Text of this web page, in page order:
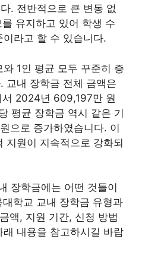
. 전반적으로 큰 변동 없
유지하고 있어 학생 수
라고 할 수 있습니다.
1인 평균 모두 꾸준히 증
교내 장학금 전체 금액은
2024년 609,197만 원
평균 장학금 역시 같은 기
으로 증가하였습니다. 이
지원이 지속적으로 강화되
장학금에는 어떤 것들이
학교 교내 장학금 유형과
액, 지원 기간, 신청 방법
내용을 참고하시길 바랍